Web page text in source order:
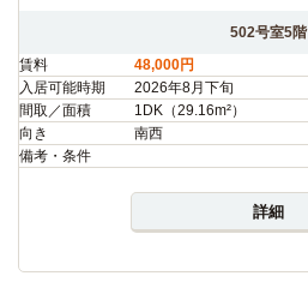
502号室5階
賃料
48,000円
入居可能時期
2026年8月下旬
間取／面積
1DK（29.16m²）
向き
南西
備考・条件
詳細